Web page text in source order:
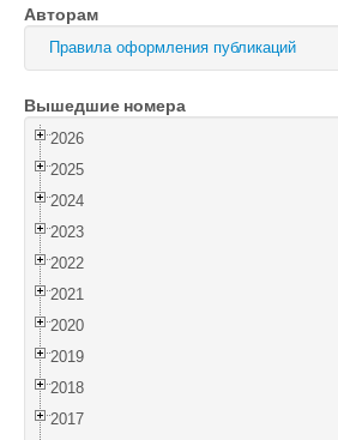
Оптика и спектроскопия
Поиск
Войти
Авторам
Правила оформления публикаций
Вышедшие номера
2026
2025
2024
2023
2022
2021
2020
2019
2018
2017